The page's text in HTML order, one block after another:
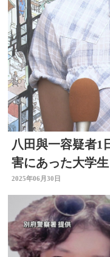
八田與一容疑者
害にあった大学
友人に申し訳ない
2025年06月30日